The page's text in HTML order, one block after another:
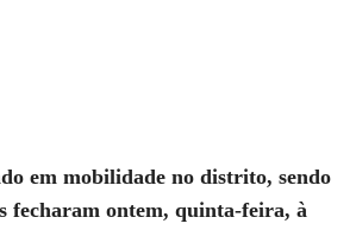
em mobilidade no distrito, sendo
fecharam ontem, quinta-feira, à